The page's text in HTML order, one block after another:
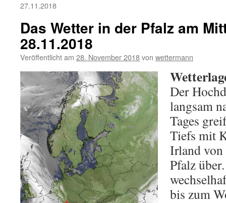
27.11.2018
Das Wetter in der Pfalz am
28.11.2018
Veröffentlicht am 28. November 2018von wettermann
Der
langsam
Tages
Tiefs mit
Irland von
Pfalz
bis zum